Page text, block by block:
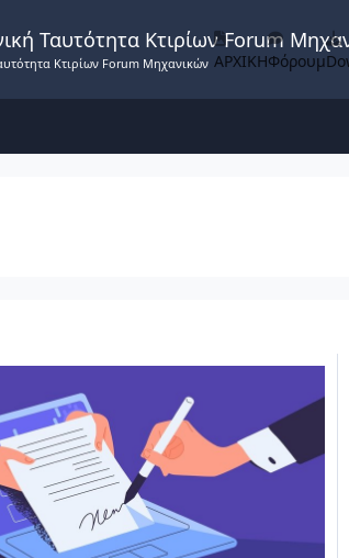
Ταυτότητα Κτιρίων Forum
Κτιρίων Forum Μηχανικών ΑΡΧΙΚΗΦόρουμ
Μηχανικών κατηγορίας ΠΕ & ΤΕ που